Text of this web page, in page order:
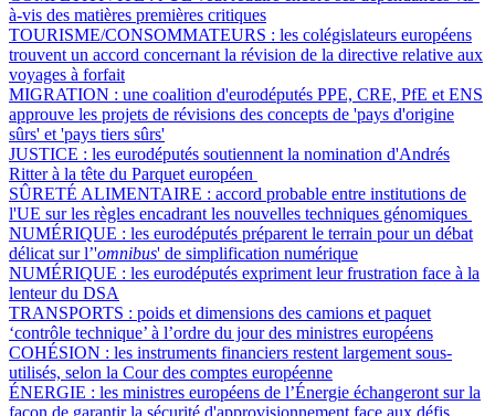
à-vis des matières premières critiques
TOURISME/CONSOMMATEURS : les colégislateurs européens
trouvent un accord concernant la révision de la directive relative aux
voyages à forfait
MIGRATION : une coalition d'eurodéputés PPE, CRE, PfE et ENS
approuve les projets de révisions des concepts de 'pays d'origine
sûrs' et 'pays tiers sûrs'
JUSTICE : les eurodéputés soutiennent la nomination d'Andrés
Ritter à la tête du Parquet européen
SÛRETÉ ALIMENTAIRE : accord probable entre institutions de
l'UE sur les règles encadrant les nouvelles techniques génomiques
NUMÉRIQUE : les eurodéputés préparent le terrain pour un débat
délicat sur l’'omnibus' de simplification numérique
NUMÉRIQUE : les eurodéputés expriment leur frustration face à la
lenteur du DSA
TRANSPORTS : poids et dimensions des camions et paquet
‘contrôle technique’ à l’ordre du jour des ministres européens
COHÉSION : les instruments financiers restent largement sous-
utilisés, selon la Cour des comptes européenne
ÉNERGIE : les ministres européens de l’Énergie échangeront sur la